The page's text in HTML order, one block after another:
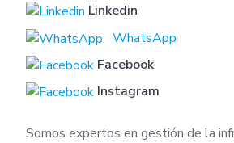
Linkedin
WhatsApp
Facebook
Instagram
Somos expertos en gestión de la